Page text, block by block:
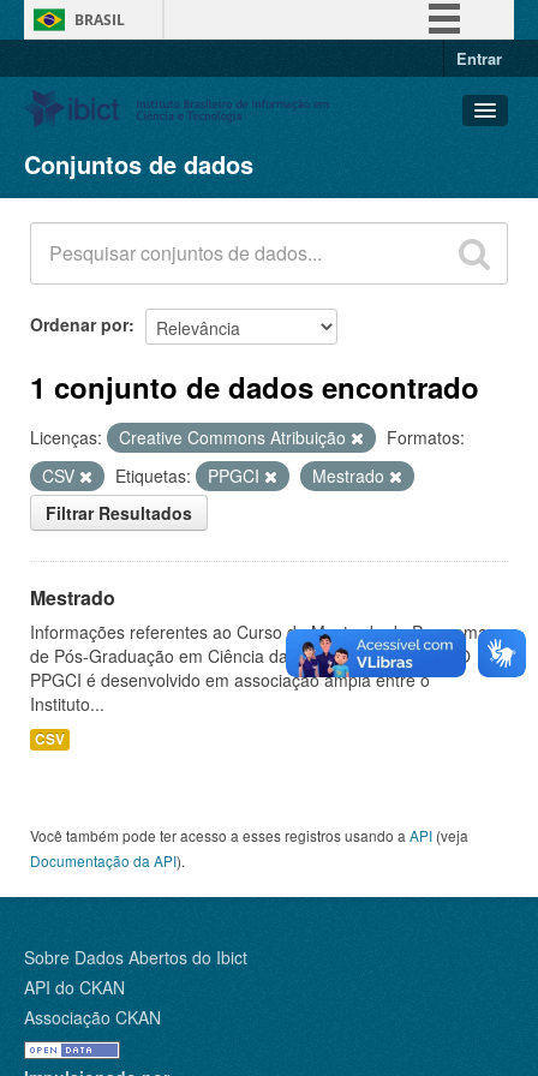
BRASIL
Entrar
Conjuntos de dados
Organizações
Grupos
Sobre
Conjuntos de dados
Ordenar por
1 conjunto de dados encontrado
Licenças: Creative Commons Atribuição
Formatos:
CSV
Etiquetas: PPGCI
Mestrado
Filtrar Resultados
Mestrado
Informações referentes ao Curso de Mestrado do Programa
de Pós-Graduação em Ciência da Informação (PPGCI). O
PPGCI é desenvolvido em associação ampla entre o
Instituto...
CSV
Você também pode ter acesso a esses registros usando a API (veja
Documentação da API).
Sobre Dados Abertos do Ibict
API do CKAN
Associação CKAN